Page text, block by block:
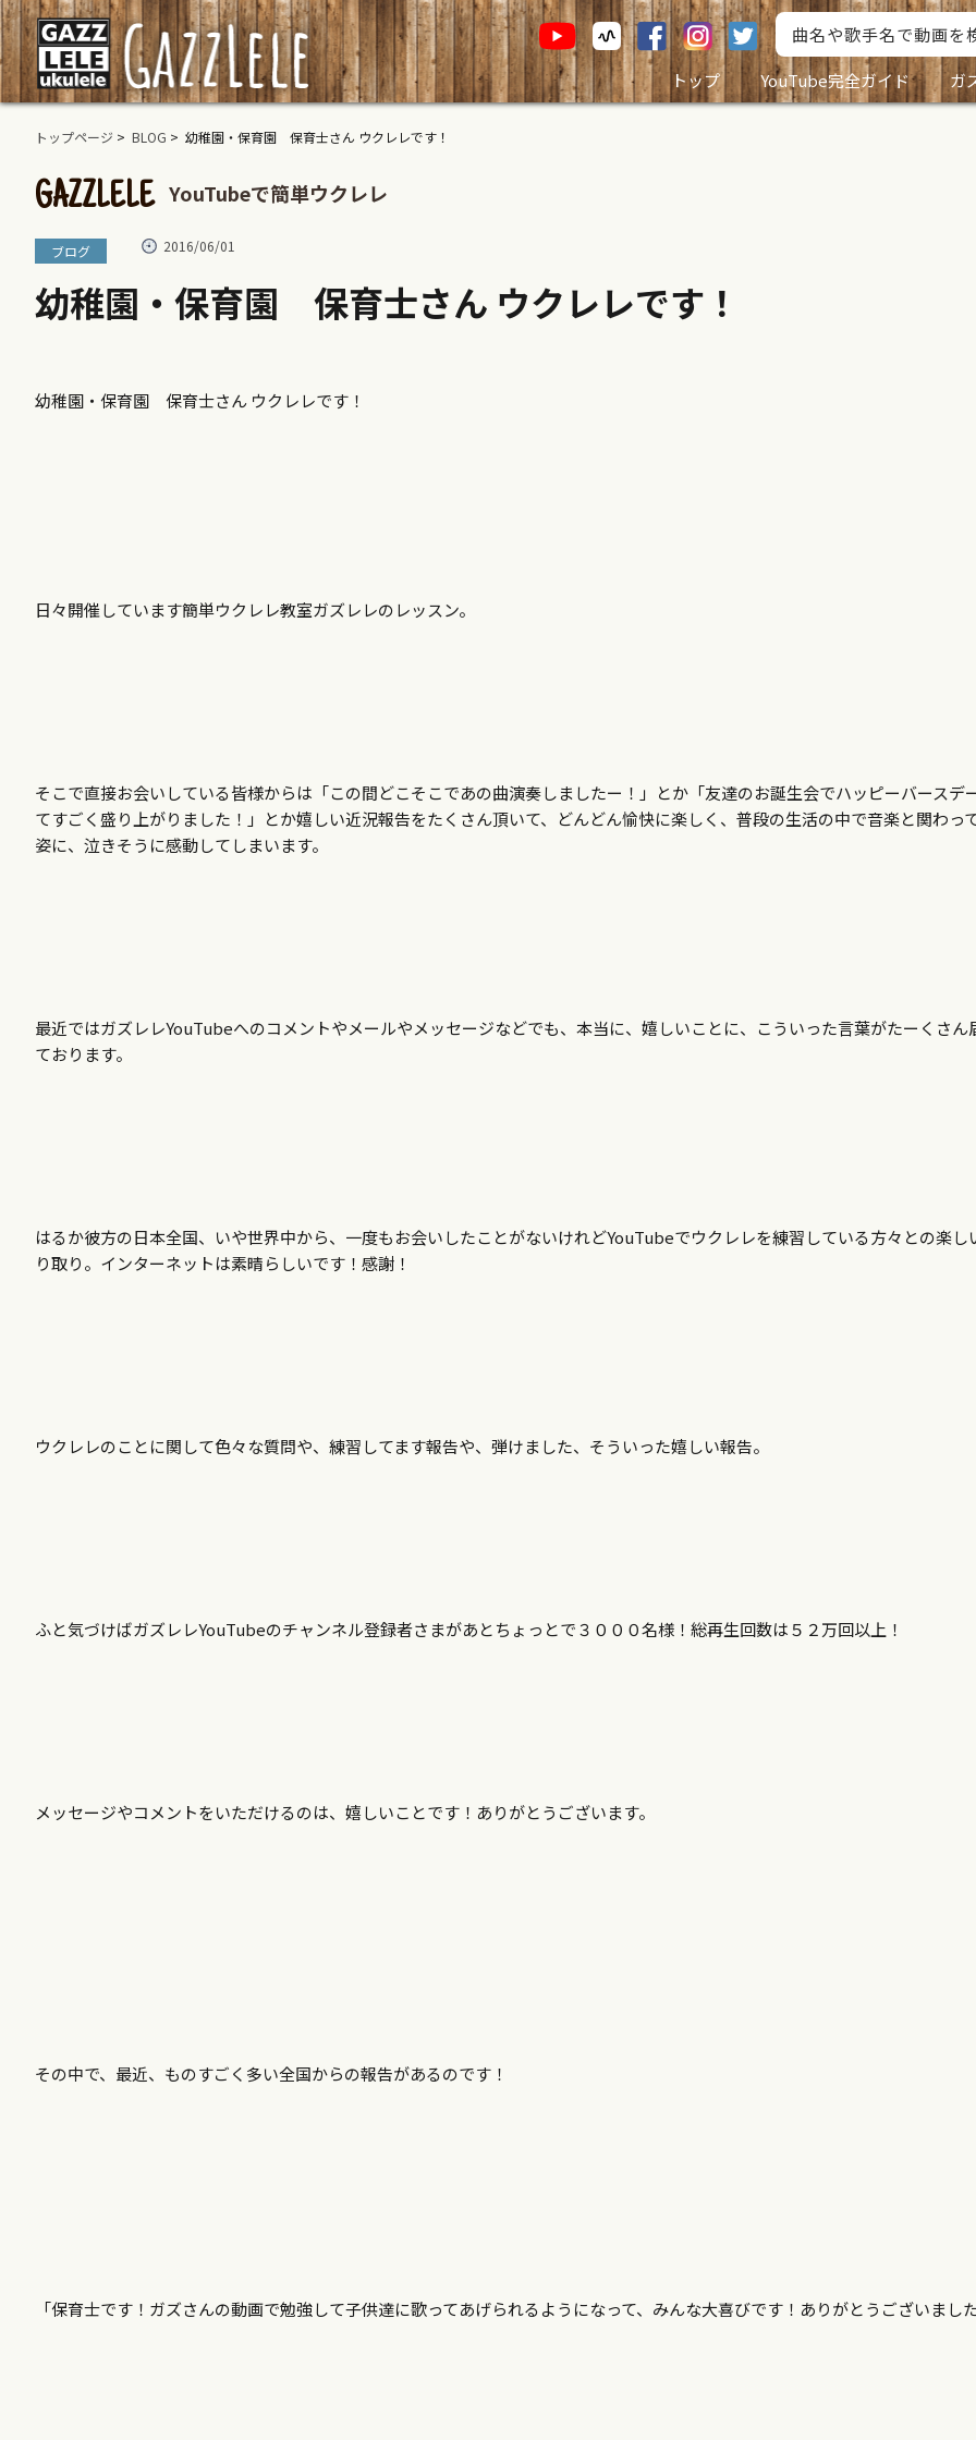
トップ YouTube完全ガイド ガ
トップページ > BLOG > 幼稚園・保育園 保育士さん ウクレレです！
GAZZLELE YouTubeで簡単ウクレレ
ブログ 2016/06/01
幼稚園・保育園 保育士さん ウクレレです！
幼稚園・保育園 保育士さん ウクレレです！
日々開催しています簡単ウクレレ教室ガズレレのレッスン。
そこで直接お会いしている皆様からは「この間どこそこであの曲演奏しましたー！」とか「友達のお誕生会でハッピーバースデ
てすごく盛り上がりました！」とか嬉しい近況報告をたくさん頂いて、どんどん愉快に楽しく、普段の生活の中で音楽と関わっ
姿に、泣きそうに感動してしまいます。
最近ではガズレレYouTubeへのコメントやメールやメッセージなどでも、本当に、嬉しいことに、こういった言葉がたーくさん
ております。
はるか彼方の日本全国、いや世界中から、一度もお会いしたことがないけれどYouTubeでウクレレを練習している方々との楽し
り取り。インターネットは素晴らしいです！感謝！
ウクレレのことに関して色々な質問や、練習してます報告や、弾けました、そういった嬉しい報告。
ふと気づけばガズレレYouTubeのチャンネル登録者さまがあとちょっとで３０００名様！総再生回数は５２万回以上！
メッセージやコメントをいただけるのは、嬉しいことです！ありがとうございます。
その中で、最近、ものすごく多い全国からの報告があるのです！
「保育士です！ガズさんの動画で勉強して子供達に歌ってあげられるようになって、みんな大喜びです！ありがとうございまし